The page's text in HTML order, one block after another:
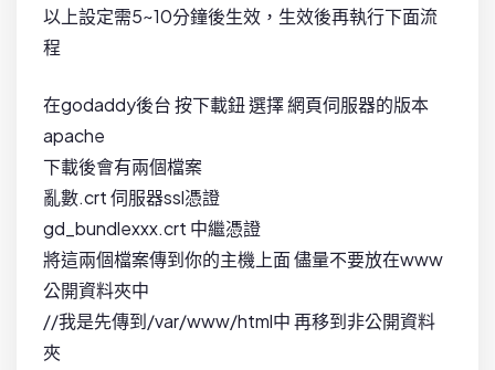
以上設定需5~10分鐘後生效，生效後再執行下面流
程
在godaddy後台 按下載鈕 選擇 網頁伺服器的版本
apache
下載後會有兩個檔案
亂數.crt 伺服器ssl憑證
gd_bundlexxx.crt 中繼憑證
將這兩個檔案傳到你的主機上面 儘量不要放在www
公開資料夾中
//我是先傳到/var/www/html中 再移到非公開資料
夾